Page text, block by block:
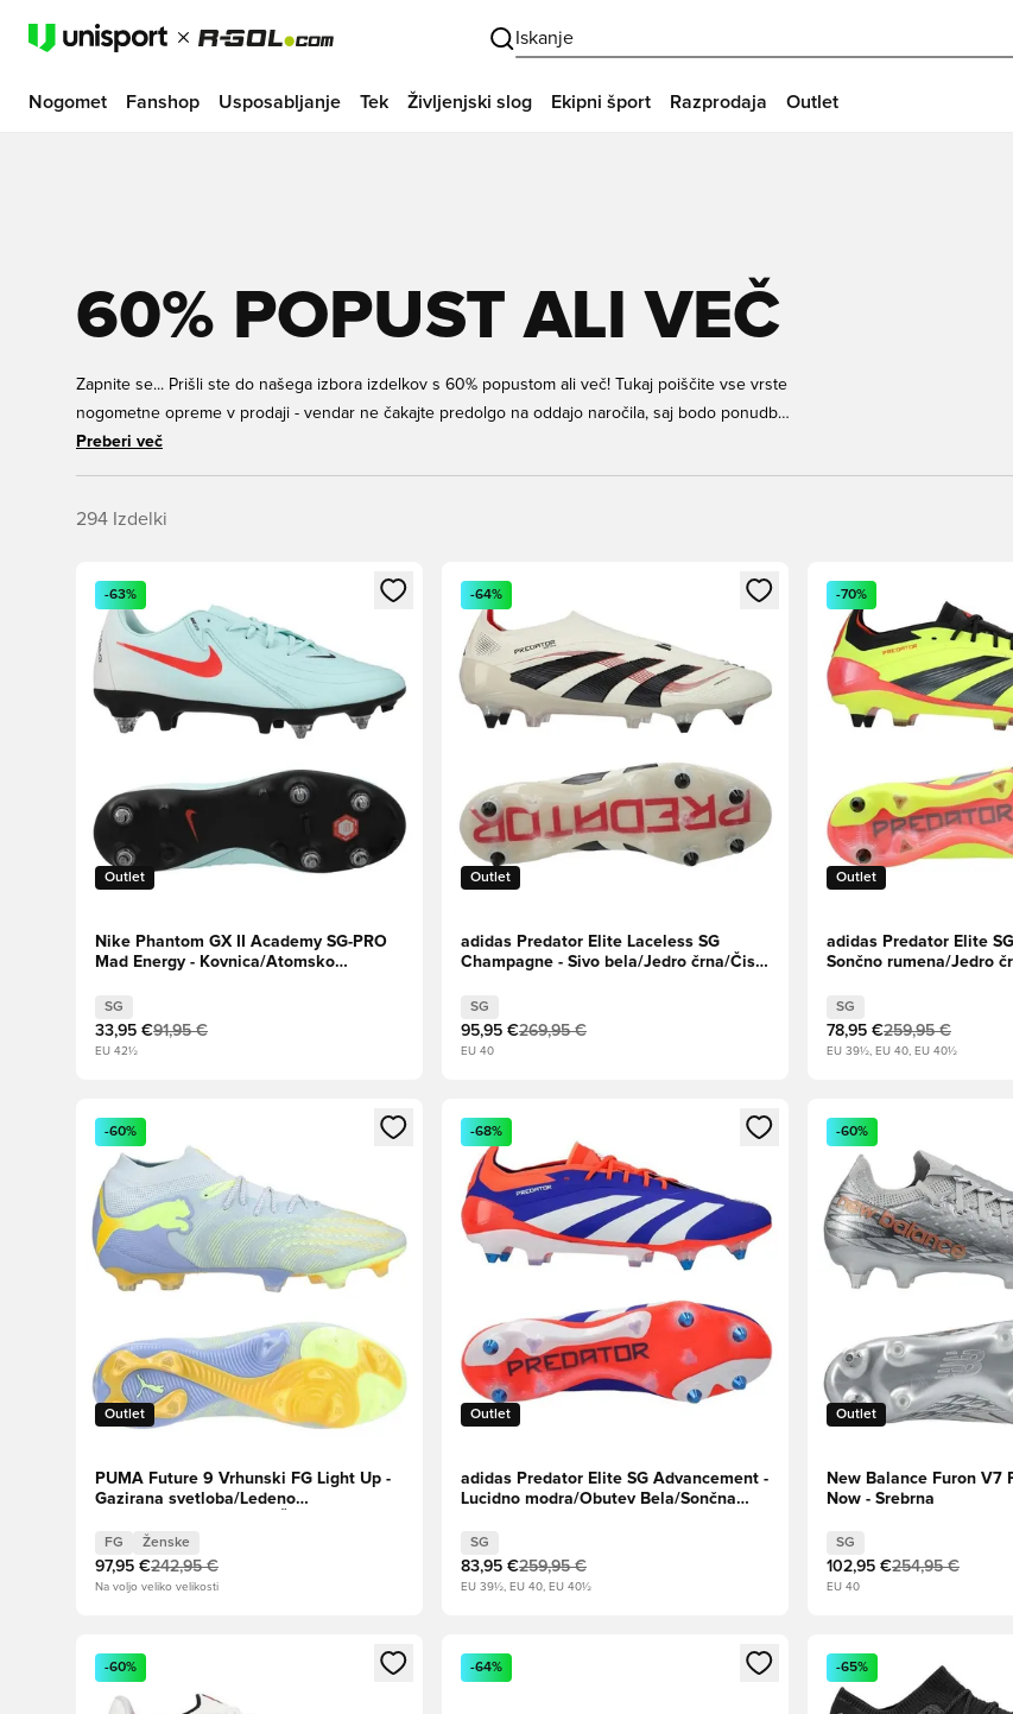
Iskanje
Nogomet Fanshop Usposabljanje Tek Življenjski slog Ekipni šport Razprodaja Outlet
60% POPUST ALI VEČ
Zapnite se... Prišli ste do našega izbora izdelkov s 60% popustom ali več! Tukaj poiščite vse vrste
nogometne opreme v prodaji - vendar ne čakajte predolgo na oddajo naročila, saj bodo ponudbe
morda izginile z enim utripom. Oglejte si spodnji izbor in zagotovo boste našli nekaj, kar vam
Preberi več
294 Izdelki
Odpre Modal za prijavo ali vpis kot član
Outlet
-63%
Nike Phantom GX II Academy SG-PRO
Mad Energy - Kovnica/Atomsko
SG
33,95 €91,95 €
EU 42½
Odpre Modal za prijavo ali vpis kot član
Outlet
-64%
adidas Predator Elite Laceless SG
Champagne - Sivo bela/Jedro črna/Čisti
SG
95,95 €269,95 €
EU 40
Odpre Modal za
Outlet
-70%
adidas Predator Elite
Sončno rumena/Jedro
SG
78,95 €259,95 €
EU 39½, EU 40, EU 40½
Odpre Modal za prijavo ali vpis kot član
Outlet
-60%
PUMA Future 9 Vrhunski FG Light Up -
Gazirana svetloba/Ledeno
FG Ženske
97,95 €242,95 €
Na voljo veliko velikosti
Odpre Modal za prijavo ali vpis kot član
Outlet
-68%
adidas Predator Elite SG Advancement -
Lucidno modra/Obutev Bela/Sončna
SG
83,95 €259,95 €
EU 39½, EU 40, EU 40½
Odpre Modal za
Outlet
-60%
New Balance Furon V7
Now - Srebrna
SG
102,95 €254,95 €
EU 40
Odpre Modal za prijavo ali vpis kot član
-60%
Odpre Modal za prijavo ali vpis kot član
-64%
Odpre Modal za
-65%